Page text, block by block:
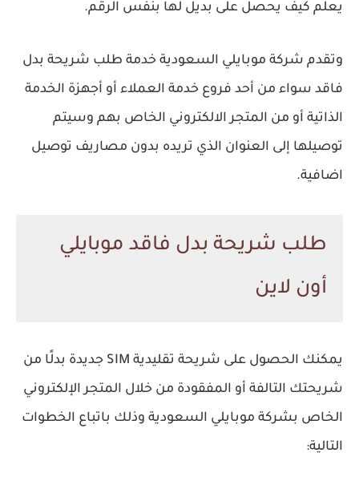
يعلم كيف يحصل على بديل لها بنفس الرقم.
وتقدم شركة موبايلي السعودية خدمة طلب شريحة بدل
فاقد سواء من أحد فروع خدمة العملاء أو أجهزة الخدمة
الذاتية أو من المتجر الالكتروني الخاص بهم وسيتم
توصيلها إلى العنوان الذي تريده بدون مصاريف توصيل
اضافية.
طلب شريحة بدل فاقد موبايلي
أون لاين
يمكنك الحصول على شريحة تقليدية SIM جديدة بدلًا من
شريحتك التالفة أو المفقودة من خلال المتجر الإلكتروني
الخاص بشركة موبايلي السعودية وذلك باتباع الخطوات
التالية: